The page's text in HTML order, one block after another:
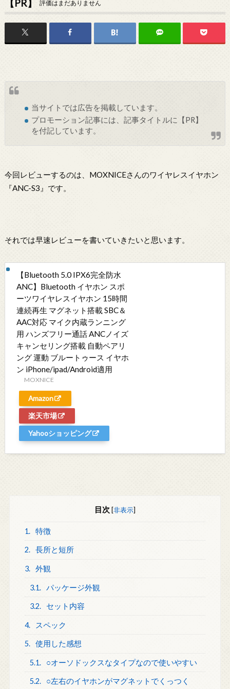
【PR】
評価はまだありません
当サイトでは広告を掲載しています。
プロモーション記事には、記事タイトルに【PR】
を付記しています。
今回レビューするのは、MOXNICEさんのワイヤレスイヤホン
『ANC-S3』です。
それでは早速レビューを書いていきたいと思います。
【Bluetooth 5.0 IPX6完全防水
ANC】Bluetooth イヤホン スポ
ーツワイヤレスイヤホン 15時間
連続再生 マグネット搭載 SBC＆
AAC対応 マイク内蔵ランニング
用 ハンズフリー通話 ANCノイズ
キャンセリング搭載 自動ペアリ
ング 運動 ブルートゥース イヤホ
ン iPhone/ipad/Android適用
MOXNICE
Amazon
楽天市場
Yahooショッピング
目次 [非表示]
1. 特徴
2. 長所と短所
3. 外観
3.1. パッケージ外観
3.2. セット内容
4. スペック
5. 使用した感想
5.1. ○オーソドックスなタイプなので使いやすい
5.2. ○左右のイヤホンがマグネットでくっつく